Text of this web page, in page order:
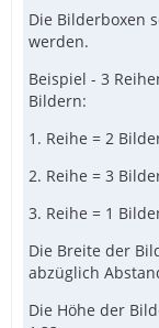
Die Bilderboxen
werden.
Beispiel - 3
Bildern:
1. Reihe = 2
2. Reihe = 3
3. Reihe = 1
Die Breite der
abzüglich
Die Höhe der